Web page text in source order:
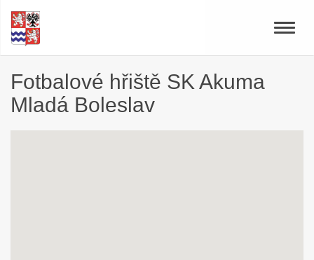
Toggle
Fotbalové hřiště SK Akuma
Mladá Boleslav